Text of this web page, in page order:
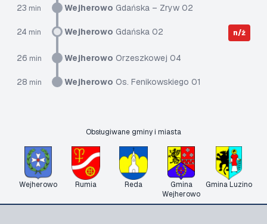
23 min Wejherowo Gdańska – Zryw 02
24 min Wejherowo Gdańska 02 n/ż
26 min Wejherowo Orzeszkowej 04
28 min Wejherowo Os. Fenikowskiego 01
Obsługiwane gminy i miasta
Wejherowo Rumia Reda
Gmina
Wejherowo
Gmina Luzino